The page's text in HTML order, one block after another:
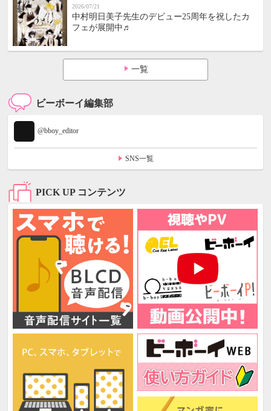
2026/07/21
中村明日美子先生のデビュー25周年を祝したカ
フェが展開中♬
一覧
ビーボーイ編集部
@bboy_editor
SNS一覧
PICK UP コンテンツ